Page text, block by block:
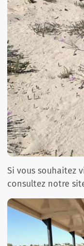
Si vous souhaitez
consultez notre